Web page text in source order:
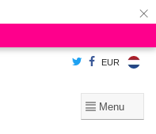
×
EUR
Is dat akkoord?
Ja